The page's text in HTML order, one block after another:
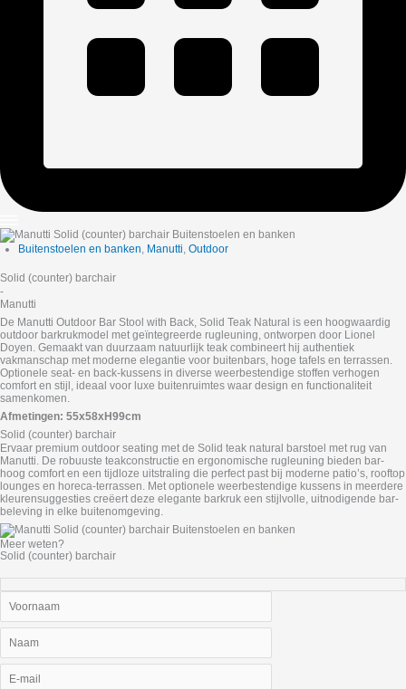
Buitenstoelen en banken, Manutti, Outdoor
Solid (counter) barchair
-
Manutti
De Manutti Outdoor Bar Stool with Back, Solid Teak Natural is een hoogwaardig
outdoor barkrukmodel met geïntegreerde rugleuning, ontworpen door Lionel
Doyen. Gemaakt van duurzaam natuurlijk teak combineert hij authentiek
vakmanschap met moderne elegantie voor buitenbars, hoge tafels en terrassen.
Optionele seat- en back-kussens in diverse weerbestendige stoffen verhogen
comfort en stijl, ideaal voor luxe buitenruimtes waar design en functionaliteit
samenkomen.
Afmetingen: 55x58xH99cm
Solid (counter) barchair
Ervaar premium outdoor seating met de Solid teak natural barstoel met rug van
Manutti. De robuuste teakconstructie en ergonomische rugleuning bieden bar-
hoog comfort en een tijdloze uitstraling die perfect past bij moderne patio’s, rooftop
lounges en horeca-terrassen. Met optionele weerbestendige kussens in meerdere
kleurensuggesties creëert deze elegante barkruk een stijlvolle, uitnodigende bar-
beleving in elke buitenomgeving.
Meer weten?
Solid (counter) barchair